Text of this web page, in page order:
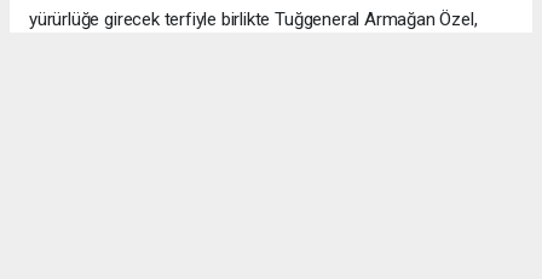
yürürlüğe girecek terfiyle birlikte Tuğgeneral Armağan Özel,